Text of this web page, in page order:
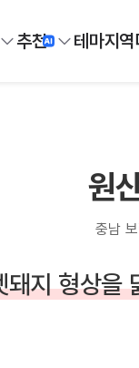
추천 테마지역
원
충남 보
돼지 형상을